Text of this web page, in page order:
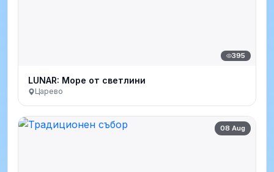
395
LUNAR: Море от светлини
Царево
08 Aug